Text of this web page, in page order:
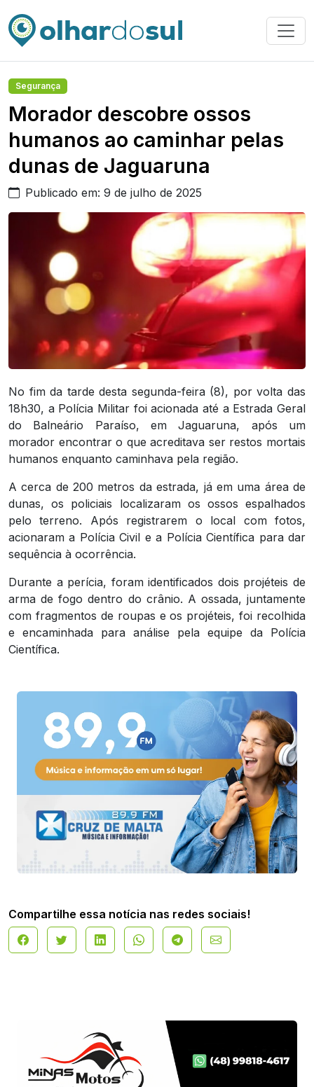
Segurança
Morador descobre ossos
humanos ao caminhar pelas
dunas de Jaguaruna
Publicado em: 9 de julho de 2025
No fim da tarde desta segunda-feira (8), por volta das
18h30, a Polícia Militar foi acionada até a Estrada Geral
do Balneário Paraíso, em Jaguaruna, após um
morador encontrar o que acreditava ser restos mortais
humanos enquanto caminhava pela região.
A cerca de 200 metros da estrada, já em uma área de
dunas, os policiais localizaram os ossos espalhados
pelo terreno. Após registrarem o local com fotos,
acionaram a Polícia Civil e a Polícia Científica para dar
sequência à ocorrência.
Durante a perícia, foram identificados dois projéteis de
arma de fogo dentro do crânio. A ossada, juntamente
com fragmentos de roupas e os projéteis, foi recolhida
e encaminhada para análise pela equipe da Polícia
Científica.
Compartilhe essa notícia nas redes sociais!